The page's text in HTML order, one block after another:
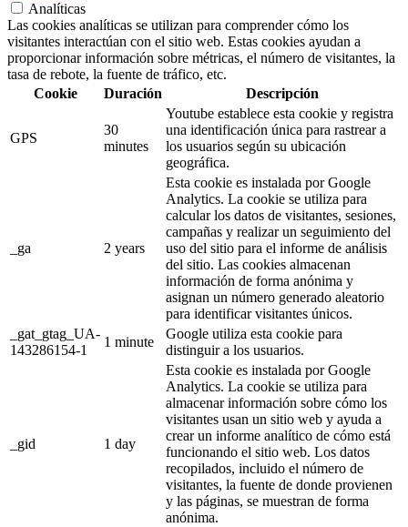
Analíticas
Las cookies analíticas se utilizan para comprender cómo los
visitantes interactúan con el sitio web. Estas cookies ayudan a
proporcionar información sobre métricas, el número de visitantes, la
tasa de rebote, la fuente de tráfico, etc.
Cookie
Duración Descripción
GPS
30
minutes
Youtube establece esta cookie y registra
una identificación única para rastrear a
los usuarios según su ubicación
geográfica.
_ga 2 years
Esta cookie es instalada por Google
Analytics. La cookie se utiliza para
calcular los datos de visitantes, sesiones,
campañas y realizar un seguimiento del
uso del sitio para el informe de análisis
del sitio. Las cookies almacenan
información de forma anónima y
asignan un número generado aleatorio
para identificar visitantes únicos.
_gat_gtag_UA-
143286154-1
1 minute
Google utiliza esta cookie para
distinguir a los usuarios.
_gid 1 day
Esta cookie es instalada por Google
Analytics. La cookie se utiliza para
almacenar información sobre cómo los
visitantes usan un sitio web y ayuda a
crear un informe analítico de cómo está
funcionando el sitio web. Los datos
recopilados, incluido el número de
visitantes, la fuente de donde provienen
y las páginas, se muestran de forma
anónima.